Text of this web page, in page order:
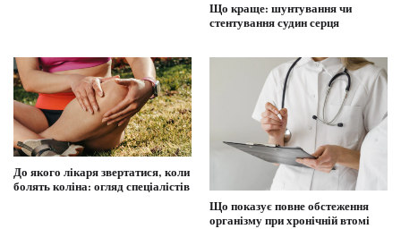
Що краще: шунтування чи
стентування судин серця
До якого лікаря звертатися, коли
болять коліна: огляд спеціалістів
Що показує повне обстеження
організму при хронічній втомі